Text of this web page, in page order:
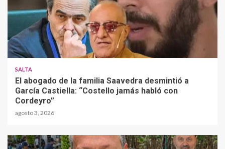
SALTA
El abogado de la familia Saavedra desmintió a
García Castiella: “Costello jamás habló con
Cordeyro”
agosto 3, 2026